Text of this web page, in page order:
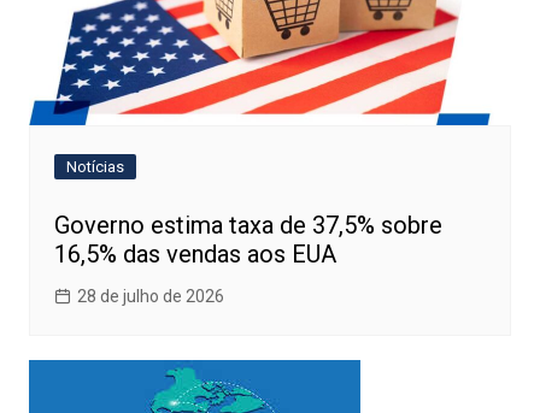
Notícias
Governo estima taxa de 37,5% sobre
16,5% das vendas aos EUA
28 de julho de 2026